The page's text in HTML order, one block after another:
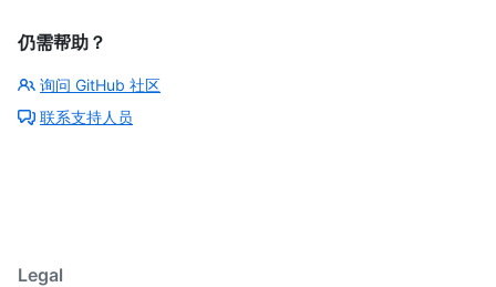
仍需帮助？
询问 GitHub 社区
联系支持人员
Legal